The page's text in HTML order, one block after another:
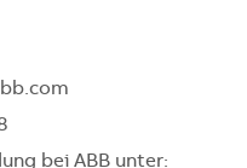
bei ABB unter: